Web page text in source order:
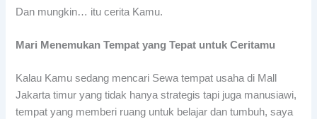
Dan mungkin… itu cerita Kamu.
Mari Menemukan Tempat yang Tepat untuk Ceritamu
Kalau Kamu sedang mencari Sewa tempat usaha di Mall
Jakarta timur yang tidak hanya strategis tapi juga manusiawi,
tempat yang memberi ruang untuk belajar dan tumbuh, saya